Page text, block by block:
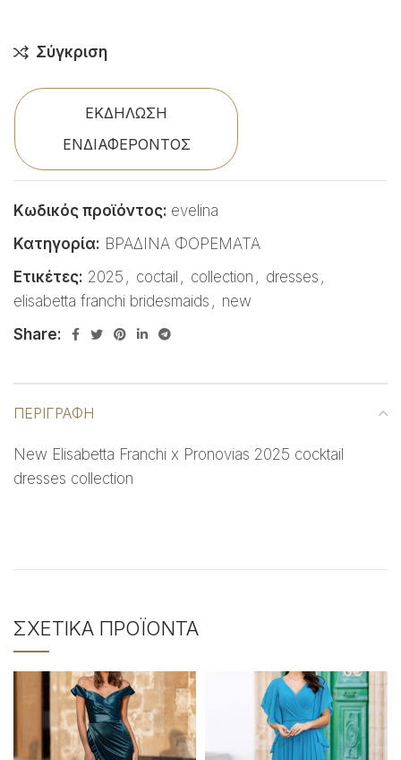
Σύγκριση
ΕΚΔΗΛΩΣΗ
ΕΝΔΙΑΦΕΡΟΝΤΟΣ
Κωδικός προϊόντος: evelina
Κατηγορία: ΒΡΑΔΙΝΑ ΦΟΡΕΜΑΤΑ
Ετικέτες: 2025 , coctail , collection , dresses ,
elisabetta franchi bridesmaids , new
Share:
ΠΕΡΙΓΡΑΦΉ
New Elisabetta Franchi x Pronovias 2025 cocktail
dresses collection
ΣΧΕΤΙΚΆ ΠΡΟΪΌΝΤΑ